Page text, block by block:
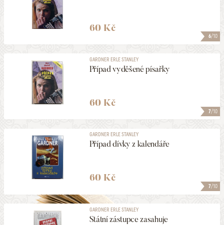
6/10
60 Kč
7/10
GARDNER ERLE STANLEY
Případ vyděšené písařky
60 Kč
7/10
GARDNER ERLE STANLEY
Případ dívky z kalendáře
60 Kč
GARDNER ERLE STANLEY
Státní zástupce zasahuje